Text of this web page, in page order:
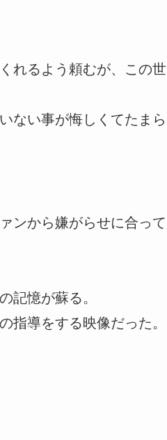
れるよう頼むが、この世
ない事が悔しくてたまら
ンから嫌がらせに合って
記憶が蘇る。
指導をする映像だった。